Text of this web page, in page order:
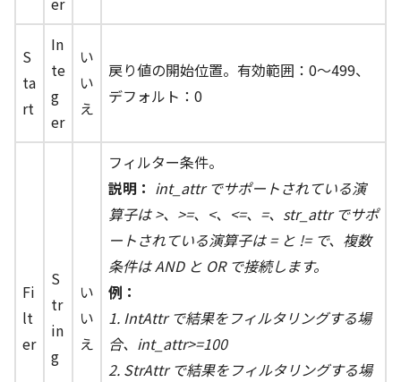
S
ta
rt
In
te
g
er
い
い
え
戻り値の開始位置。有効範囲：0〜499、
デフォルト：0
Fi
lt
er
S
tr
in
g
い
い
え
フィルター条件。
説明： int_attr でサポートされている演
算子は >、>=、<、<=、=、str_attr でサポ
ートされている演算子は = と != で、複数
条件は AND と OR で接続します。
例：
1. IntAttr で結果をフィルタリングする場
合、int_attr>=100
2. StrAttr で結果をフィルタリングする場